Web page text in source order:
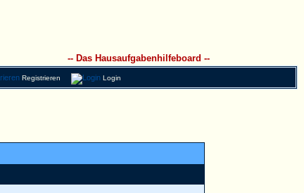
-- Das Hausaufgabenhilfeboard --
Registrieren Login